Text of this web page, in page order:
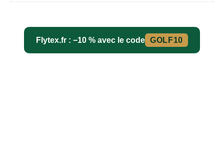
Flytex.fr : −10 % avec le code GOLF10